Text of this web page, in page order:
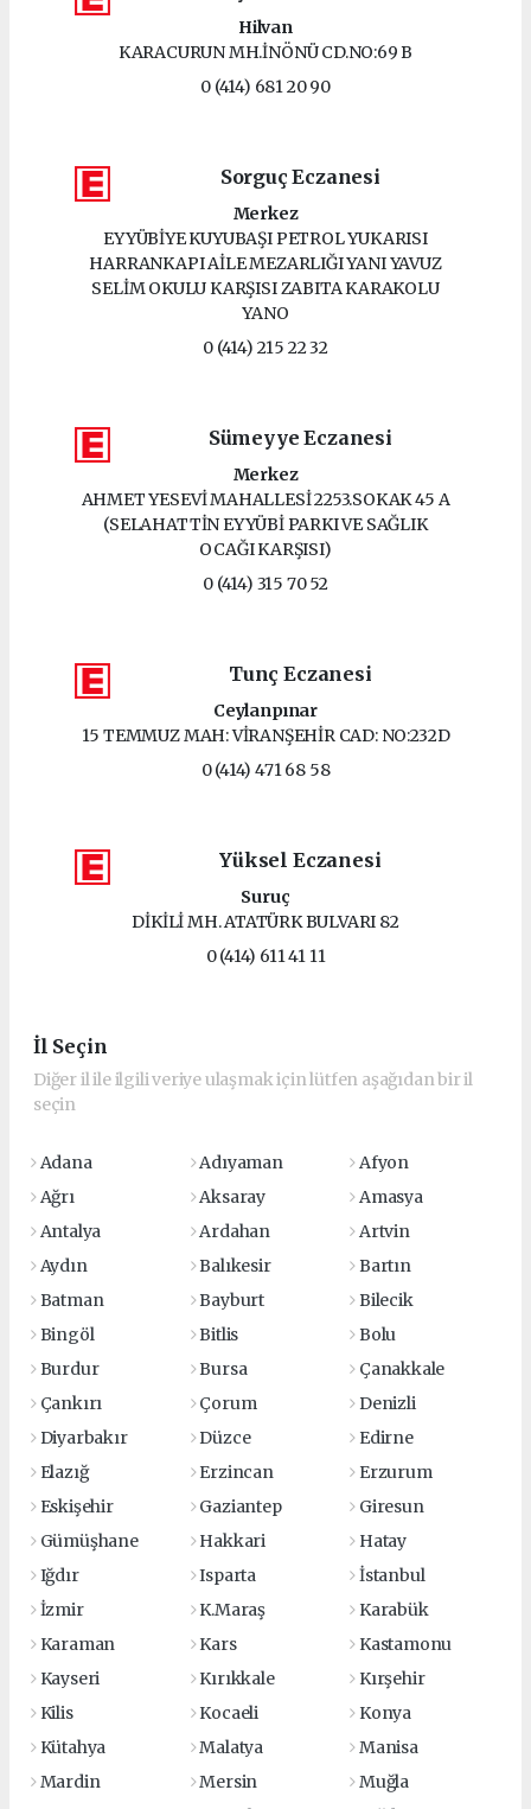
Hilvan
KARACURUN MH.İNÖNÜ CD.NO:69 B
0 (414) 681 20 90
Sorguç Eczanesi
Merkez
EYYÜBİYE KUYUBAŞI PETROL YUKARISI
HARRANKAPI AİLE MEZARLIĞI YANI YAVUZ
SELİM OKULU KARŞISI ZABITA KARAKOLU
YANO
0 (414) 215 22 32
Sümeyye Eczanesi
Merkez
AHMET YESEVİ MAHALLESİ 2253.SOKAK 45 A
(SELAHATTİN EYYÜBİ PARKI VE SAĞLIK
OCAĞI KARŞISI)
0 (414) 315 70 52
Tunç Eczanesi
Ceylanpınar
15 TEMMUZ MAH: VİRANŞEHİR CAD: NO:232D
0 (414) 471 68 58
Yüksel Eczanesi
Suruç
DİKİLİ MH. ATATÜRK BULVARI 82
0 (414) 611 41 11
İl Seçin
Diğer il ile ilgili veriye ulaşmak için lütfen aşağıdan bir il
seçin
Adana Adıyaman
Afyon
Ağrı
Aksaray
Amasya
Antalya
Ardahan
Artvin
Aydın
Balıkesir
Bartın
Batman
Bayburt
Bilecik
Bingöl
Bitlis
Bolu
Burdur
Bursa
Çanakkale
Çankırı
Çorum
Denizli
Diyarbakır
Düzce
Edirne
Elazığ
Erzincan
Erzurum
Eskişehir
Gaziantep
Giresun
Gümüşhane
Hakkari
Hatay
Iğdır
Isparta
İstanbul
İzmir
K.Maraş
Karabük
Karaman
Kars
Kastamonu
Kayseri
Kırıkkale
Kırşehir
Kilis
Kocaeli
Konya
Kütahya
Malatya
Manisa
Mardin
Mersin
Muğla